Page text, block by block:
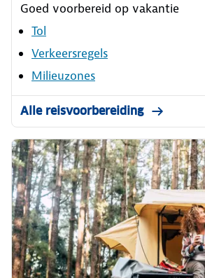
Goed voorbereid op vakantie
Tol
Verkeersregels
Milieuzones
Alle reisvoorbereiding